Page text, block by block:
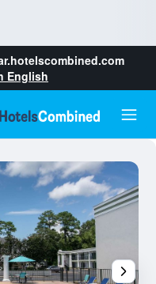
English